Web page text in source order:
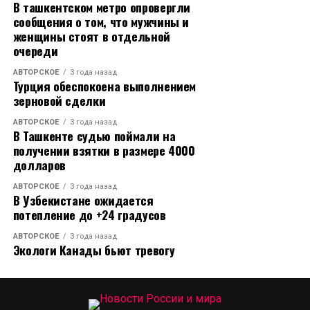
предстоит пережить очень много.
Автор текста: Анастасия Бахтина
Источник
Арсенович и на то, что журналист якобы сорвал
комиссионный выход должностных (публичных)
лиц на место, не предупредил о том, что проводит
видеосъемку и якобы распространил информацию
в интернете. В конце чиновник решил, что редакция
должна провести в отношении Евгения служебную
проверку.
Второй справа - Ашот Мноян
В редакции «Блокнот Ростов» после рассмотрения
обращения Ашота Арсеновича, пришли к выводу,
что заявления сотрудника администрации
чтобы получить комментарий от властей и придать
В ташкентском метро опровергли
сообщения о том, что мужчины и
женщины стоят в отдельной
очереди
АВТОРСКОЕ 3 года назад
Турция обеспокоена выполнением
зерновой сделки
АВТОРСКОЕ 3 года назад
В Ташкенте судью поймали на
получении взятки в размере 4000
долларов
АВТОРСКОЕ 3 года назад
В Узбекистане ожидается
потепление до +24 градусов
АВТОРСКОЕ 3 года назад
Экологи Канады бьют тревогу